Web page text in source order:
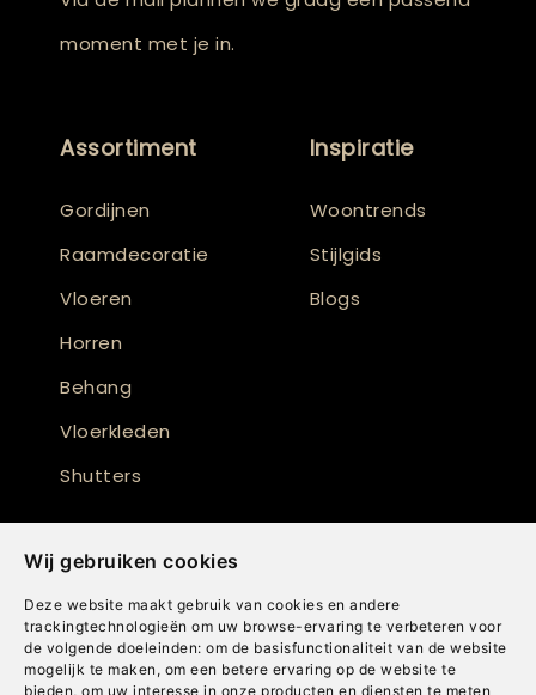
Wij gebruiken cookies
Deze website maakt gebruik van cookies en andere
trackingtechnologieën om uw browse-ervaring te verbeteren voor
de volgende doeleinden: om de basisfunctionaliteit van de website
mogelijk te maken , om een betere ervaring op de website te
bieden, om uw interesse in onze producten en diensten te meten
moment met je in.
Assortiment
Gordijnen
Raamdecoratie
Vloeren
Horren
Behang
Vloerkleden
Shutters
Inspiratie
Woontrends
Stijlgids
Blogs